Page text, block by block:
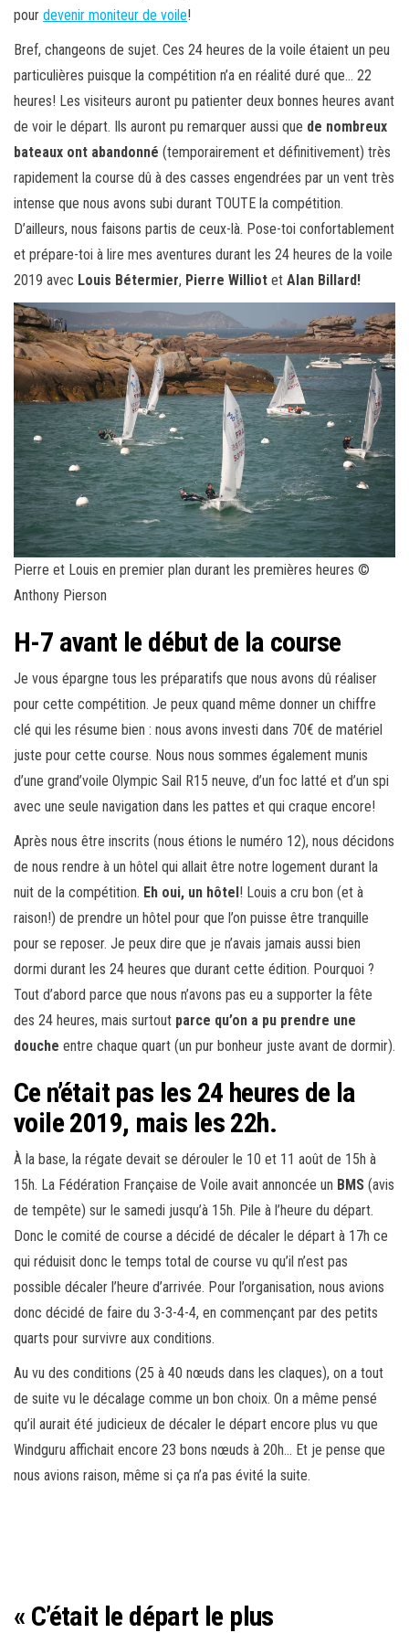
pour devenir moniteur de voile!
Bref, changeons de sujet. Ces 24 heures de la voile étaient un peu
particulières puisque la compétition n’a en réalité duré que… 22
heures! Les visiteurs auront pu patienter deux bonnes heures avant
de voir le départ. Ils auront pu remarquer aussi que de nombreux
bateaux ont abandonné (temporairement et définitivement) très
rapidement la course dû à des casses engendrées par un vent très
intense que nous avons subi durant TOUTE la compétition.
D’ailleurs, nous faisons partis de ceux-là. Pose-toi confortablement
et prépare-toi à lire mes aventures durant les 24 heures de la voile
2019 avec Louis Bétermier, Pierre Williot et Alan Billard!
Pierre et Louis en premier plan durant les premières heures ©
Anthony Pierson
H-7 avant le début de la course
Je vous épargne tous les préparatifs que nous avons dû réaliser
pour cette compétition. Je peux quand même donner un chiffre
clé qui les résume bien : nous avons investi dans 70€ de matériel
juste pour cette course. Nous nous sommes également munis
d’une grand’voile Olympic Sail R15 neuve, d’un foc latté et d’un spi
avec une seule navigation dans les pattes et qui craque encore!
Après nous être inscrits (nous étions le numéro 12), nous décidons
de nous rendre à un hôtel qui allait être notre logement durant la
nuit de la compétition. Eh oui, un hôtel! Louis a cru bon (et à
raison!) de prendre un hôtel pour que l’on puisse être tranquille
pour se reposer. Je peux dire que je n’avais jamais aussi bien
dormi durant les 24 heures que durant cette édition. Pourquoi ?
Tout d’abord parce que nous n’avons pas eu a supporter la fête
des 24 heures, mais surtout parce qu’on a pu prendre une
douche entre chaque quart (un pur bonheur juste avant de dormir).
Ce n’était pas les 24 heures de la
voile 2019, mais les 22h.
À la base, la régate devait se dérouler le 10 et 11 août de 15h à
15h. La Fédération Française de Voile avait annoncée un BMS (avis
de tempête) sur le samedi jusqu’à 15h. Pile à l’heure du départ.
Donc le comité de course a décidé de décaler le départ à 17h ce
qui réduisit donc le temps total de course vu qu’il n’est pas
possible décaler l’heure d’arrivée. Pour l’organisation, nous avions
donc décidé de faire du 3-3-4-4, en commençant par des petits
quarts pour survivre aux conditions.
Au vu des conditions (25 à 40 nœuds dans les claques), on a tout
de suite vu le décalage comme un bon choix. On a même pensé
qu’il aurait été judicieux de décaler le départ encore plus vu que
Windguru affichait encore 23 bons nœuds à 20h… Et je pense que
nous avions raison, même si ça n’a pas évité la suite.
« C’était le départ le plus